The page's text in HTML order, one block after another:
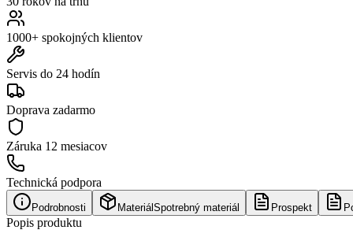
1000+ spokojných klientov
Servis do 24 hodín
Doprava zadarmo
Záruka 12 mesiacov
Technická podpora
Podrobnosti Materiál Spotrebný materiál Prospekt
Popis produktu